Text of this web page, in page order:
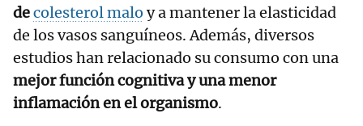
decolesterol malo y a mantener la elasticidad
de los vasos sanguíneos. Además, diversos
estudios han relacionado su consumo con una
mejor función cognitiva y una menor
inflamación en el organismo.